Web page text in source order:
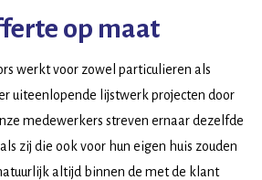
op maat
werkt voor zowel particulieren als
uiteenlopende lijstwerk projecten door
medewerkers streven ernaar dezelfde
zij die ook voor hun eigen huis zouden
altijd binnen de met de klant